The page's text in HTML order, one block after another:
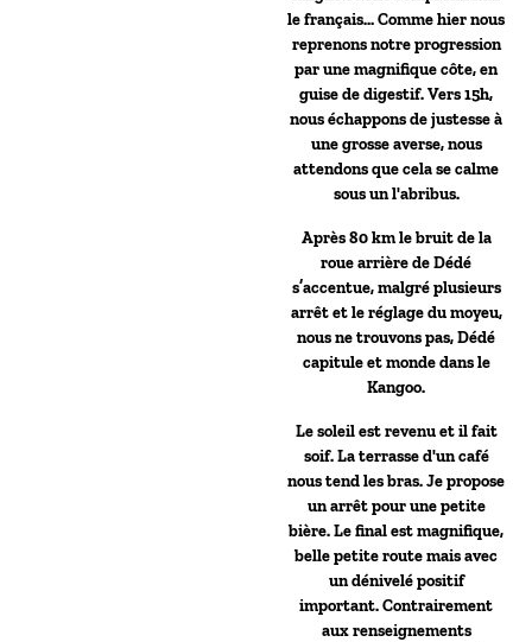
le français… Comme hier nous
reprenons notre progression
par une magnifique côte, en
guise de digestif. Vers 15h,
nous échappons de justesse à
une grosse averse, nous
attendons que cela se calme
sous un l'abribus.
Après 80 km le bruit de la
roue arrière de Dédé
s’accentue, malgré plusieurs
arrêt et le réglage du moyeu,
nous ne trouvons pas, Dédé
capitule et monde dans le
Kangoo.
Le soleil est revenu et il fait
soif. La terrasse d'un café
nous tend les bras. Je propose
un arrêt pour une petite
bière. Le final est magnifique,
belle petite route mais avec
un dénivelé positif
important. Contrairement
aux renseignements